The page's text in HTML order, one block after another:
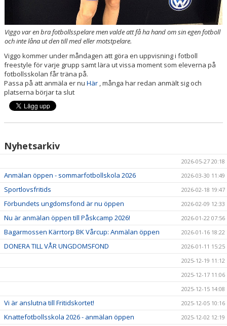
Viggo var en bra fotbollsspelare men valde att få ha hand om sin egen fotboll
och inte låna ut den till med eller motstpelare.
Viggo kommer under måndagen att göra en uppvisning i fotboll
freestyle för varje grupp samt lära ut vissa moment som eleverna på
fotbollsskolan får träna på.
Passa på att anmäla er nu Här , många har redan anmält sig och
platserna börjar ta slut
Nyhetsarkiv
2026-05-27 20:18
Anmälan öppen - sommarfotbollskola 2026 2026-03-30 11:49
Sportlovsfritids 2026-02-18 19:47
Förbundets ungdomsfond är nu öppen 2026-02-09 12:33
Nu är anmälan öppen till Påskcamp 2026! 2026-01-22 07:56
Bagarmossen Kärrtorp BK Vårcup: Anmälan öppen 2026-01-16 18:22
DONERA TILL VÅR UNGDOMSFOND
2026-01-11 15:25
2025-12-19 11:12
2025-12-17 11:06
2025-12-15 14:08
Vi är anslutna till Fritidskortet! 2025-12-05 10:16
Knattefotbollsskola 2026 - anmälan öppen 2025-12-02 12:19